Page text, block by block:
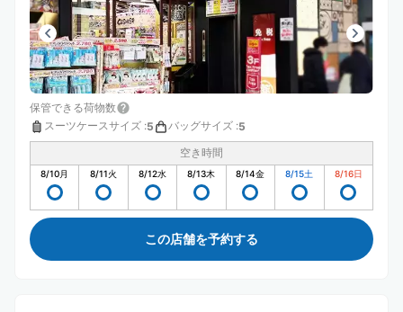
保管できる荷物数
スーツケースサイズ :5 バッグサイズ :5
空き時間
8/10月 8/11火 8/12水 8/13木 8/14金 8/15土 8/16日
この店舗を予約する